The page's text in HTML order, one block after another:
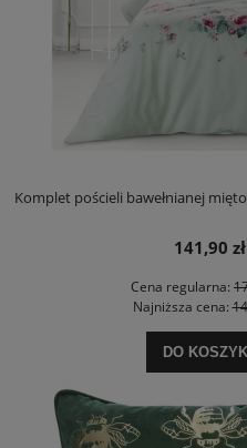
Komplet pościeli bawełnianej
141,90 zł
Cena regularna:
Najniższa cena:
DO